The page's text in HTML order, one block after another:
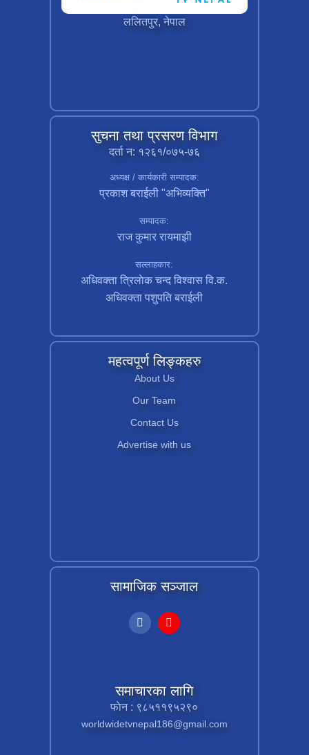
ललितपुर, नेपाल
सुचना तथा प्रसरण विभाग
दर्ता न: १२६१/०७५-७६
अध्यक्ष / कार्यकारी सम्पादक:
प्रकाश बराईली "अभिव्यक्ति"
सम्पादक:
राज कुमार रायमाझी
सल्लाहकार:
अधिवक्ता त्रिलाेक चन्द विश्वास वि.क.
अधिवक्ता पशुपति बराईली
महत्वपूर्ण लिङ्कहरु
About Us
Our Team
Contact Us
Advertise with us
सामाजिक सञ्जाल
समाचारका लागि
फाेन : ९८५११९५२९०
worldwidetvnepal186@gmail.com